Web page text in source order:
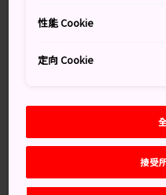
到了夜間的花車遊行，祭
別錯過
造訪祭典場地附近
性能 Cookie
定向 Cookie
接受